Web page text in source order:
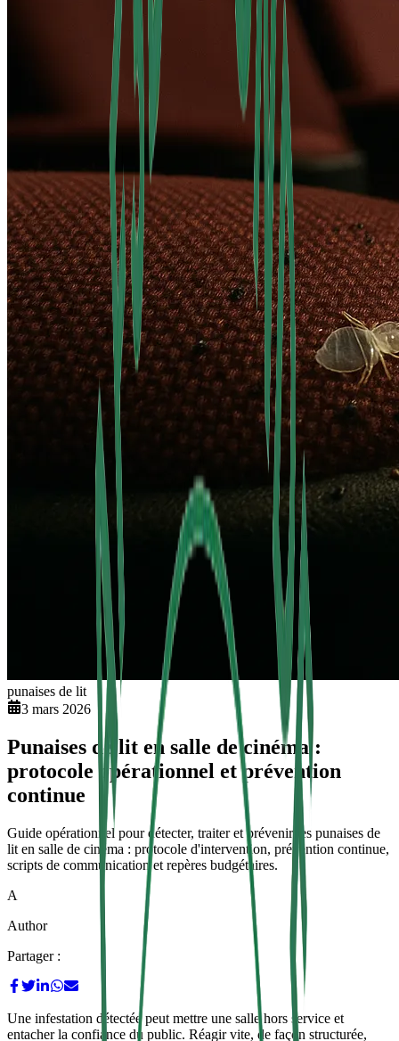
punaises de lit
3 mars 2026
Punaises de lit en salle de cinéma :
protocole opérationnel et prévention
continue
Guide opérationnel pour détecter, traiter et prévenir les punaises de
lit en salle de cinéma : protocole d'intervention, prévention continue,
scripts de communication et repères budgétaires.
A
Author
Partager :
Une infestation détectée peut mettre une salle hors service et
entacher la confiance du public. Réagir vite, de façon structurée,